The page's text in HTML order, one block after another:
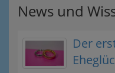
News und
Der